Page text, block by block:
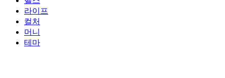
라이프
컬처
머니
테마